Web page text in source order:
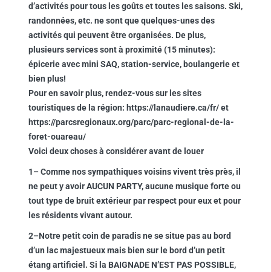
d’activités pour tous les goûts et toutes les saisons. Ski,
randonnées, etc. ne sont que quelques-unes des
activités qui peuvent être organisées. De plus,
plusieurs services sont à proximité (15 minutes):
épicerie avec mini SAQ, station-service, boulangerie et
bien plus!
Pour en savoir plus, rendez-vous sur les sites
touristiques de la région: https://lanaudiere.ca/fr/ et
https://parcsregionaux.org/parc/parc-regional-de-la-
foret-ouareau/
Voici deux choses à considérer avant de louer
1– Comme nos sympathiques voisins vivent très près, il
ne peut y avoir AUCUN PARTY, aucune musique forte ou
tout type de bruit extérieur par respect pour eux et pour
les résidents vivant autour.
2–Notre petit coin de paradis ne se situe pas au bord
d’un lac majestueux mais bien sur le bord d’un petit
étang artificiel. Si la BAIGNADE N’EST PAS POSSIBLE,